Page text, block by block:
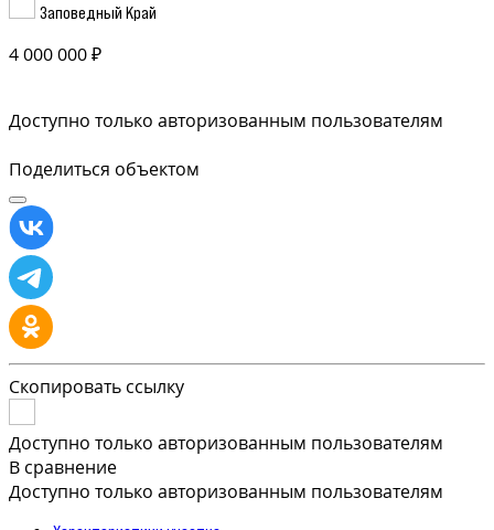
Заповедный Край
4 000 000 ₽
Доступно только авторизованным пользователям
Поделиться объектом
Скопировать ссылку
Доступно только авторизованным пользователям
В сравнение
Доступно только авторизованным пользователям